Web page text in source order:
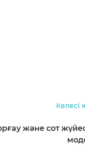
Келесі
және сот